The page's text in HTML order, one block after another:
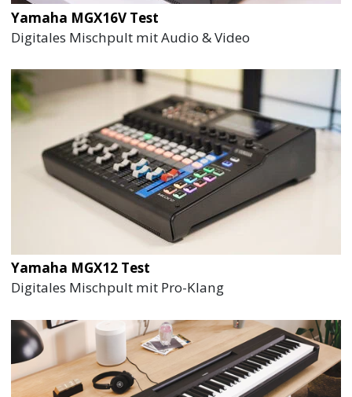
Yamaha MGX16V Test
Digitales Mischpult mit Audio & Video
Yamaha MGX12 Test
Digitales Mischpult mit Pro-Klang